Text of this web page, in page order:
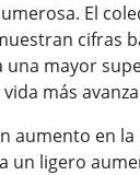
El
cifras
una mayor
más
aumento en
un ligero